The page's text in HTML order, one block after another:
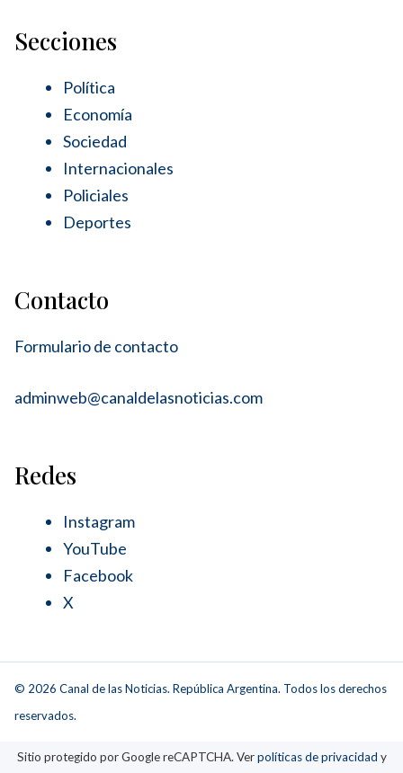
Secciones
Política
Economía
Sociedad
Internacionales
Policiales
Deportes
Contacto
Formulario de contacto
adminweb@canaldelasnoticias.com
Redes
Instagram
YouTube
Facebook
X
© 2026 Canal de las Noticias. República Argentina. Todos los derechos
reservados.
Sitio protegido por Google reCAPTCHA. Verpolíticas de privacidad y